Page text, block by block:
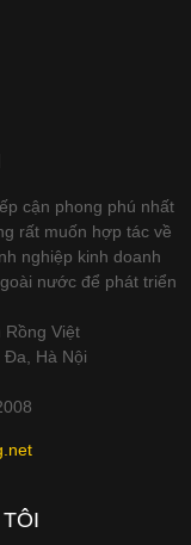
cận phong phú nhất
rất muốn hợp tác về
nghiệp kinh doanh
nước để phát triển
Rồng Việt
Hà Nội